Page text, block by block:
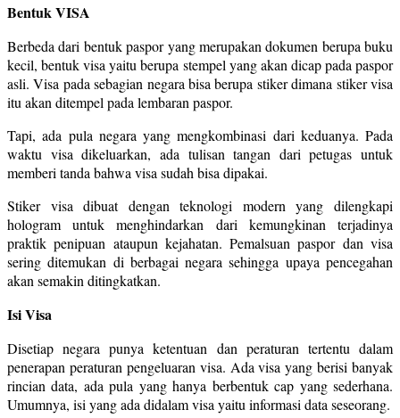
Bentuk VISA
Berbeda dari bentuk paspor yang merupakan dokumen berupa buku
kecil, bentuk visa yaitu berupa stempel yang akan dicap pada paspor
asli. Visa pada sebagian negara bisa berupa stiker dimana stiker visa
itu akan ditempel pada lembaran paspor.
Tapi, ada pula negara yang mengkombinasi dari keduanya. Pada
waktu visa dikeluarkan, ada tulisan tangan dari petugas untuk
memberi tanda bahwa visa sudah bisa dipakai.
Stiker visa dibuat dengan teknologi modern yang dilengkapi
hologram untuk menghindarkan dari kemungkinan terjadinya
praktik penipuan ataupun kejahatan. Pemalsuan paspor dan visa
sering ditemukan di berbagai negara sehingga upaya pencegahan
akan semakin ditingkatkan.
Isi Visa
Disetiap negara punya ketentuan dan peraturan tertentu dalam
penerapan peraturan pengeluaran visa. Ada visa yang berisi banyak
rincian data, ada pula yang hanya berbentuk cap yang sederhana.
Umumnya, isi yang ada didalam visa yaitu informasi data seseorang.